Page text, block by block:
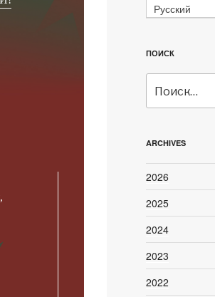
Русский
ПОИСК
ARCHIVES
2026
2025
2024
2023
2022